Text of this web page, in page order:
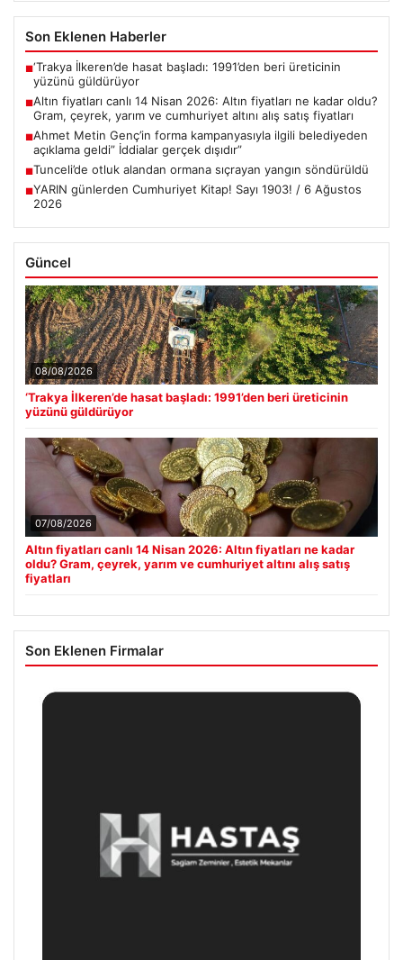
Son Eklenen Haberler
■‘Trakya İlkeren’de hasat başladı: 1991’den beri üreticinin
yüzünü güldürüyor
■Altın fiyatları canlı 14 Nisan 2026: Altın fiyatları ne kadar oldu?
Gram, çeyrek, yarım ve cumhuriyet altını alış satış fiyatları
■Ahmet Metin Genç’in forma kampanyasıyla ilgili belediyeden
açıklama geldi” İddialar gerçek dışıdır”
■Tunceli’de otluk alandan ormana sıçrayan yangın söndürüldü
■YARIN günlerden Cumhuriyet Kitap! Sayı 1903! / 6 Ağustos
2026
Güncel
08/08/2026
‘Trakya İlkeren’de hasat başladı: 1991’den beri üreticinin
yüzünü güldürüyor
07/08/2026
Altın fiyatları canlı 14 Nisan 2026: Altın fiyatları ne kadar
oldu? Gram, çeyrek, yarım ve cumhuriyet altını alış satış
fiyatları
Son Eklenen Firmalar